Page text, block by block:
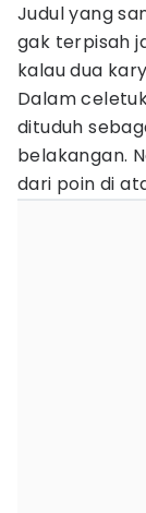
Judul yang
gak terpisah
kalau dua
Dalam
dituduh
belakangan.
dari poin di